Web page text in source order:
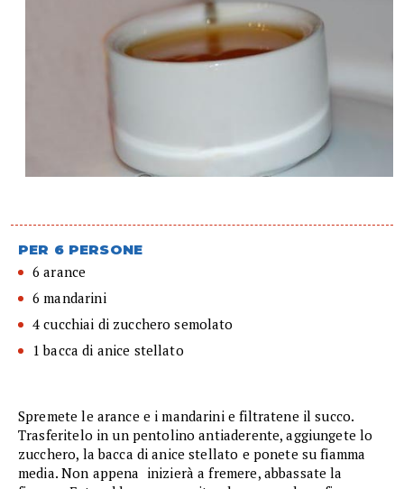
PER 6 PERSONE
6 arance
6 mandarini
4 cucchiai di zucchero semolato
1 bacca di anice stellato
Spremete le arance e i mandarini e filtratene il succo.
Trasferitelo in un pentolino antiaderente, aggiungete lo
zucchero, la bacca di anice stellato e ponete su fiamma
media. Non appena inizierà a fremere, abbassate la